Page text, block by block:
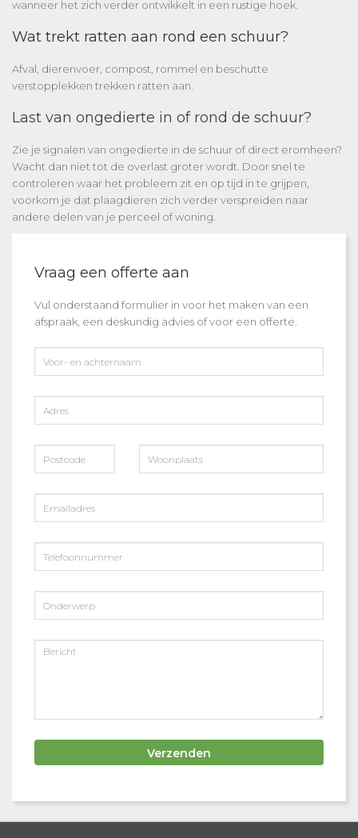
wanneer het zich verder ontwikkelt in een rustige hoek.
Wat trekt ratten aan rond een schuur?
Afval, dierenvoer, compost, rommel en beschutte
verstopplekken trekken ratten aan.
Last van ongedierte in of rond de schuur?
Zie je signalen van ongedierte in de schuur of direct eromheen?
Wacht dan niet tot de overlast groter wordt. Door snel te
controleren waar het probleem zit en op tijd in te grijpen,
voorkom je dat plaagdieren zich verder verspreiden naar
andere delen van je perceel of woning.
Vraag een offerte aan
Vul onderstaand formulier in voor het maken van een
afspraak, een deskundig advies of voor een offerte.